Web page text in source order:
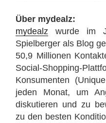
Über mydealz:
mydealz wurde im
Spielberger als Blog
50,9 Millionen
Social-Shopping-
Konsumenten
jeden Monat, um
diskutieren und zu
zu den besten